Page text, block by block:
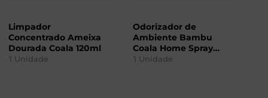
Limpador
Concentrado Ameixa
Dourada Coala 120ml
1 Unidade
Odorizador de
Ambiente Bambu
Coala Home Spray
260ml
1 Unidade